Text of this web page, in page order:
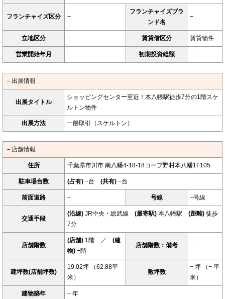
フランチャイズ区分 −
フランチャイズブラ
ンド名
−
立地区分 − 賃貸借区分 賃貸物件
営業開始年月 − 初期投資総額 −
－出展情報
出展タイトル
ショッピングセンター至近！本八幡駅徒歩7分の1階スケ
ルトン物件
出展方法 一般取引（スケルトン）
－店舗情報
住所 千葉県市川市 南八幡4-18-18コープ野村本八幡1F105
駐車場台数 (占有) −台 (共有) −台
前面道路 − 号線 −号線
交通手段
(沿線) JR中央・総武線 (最寄駅) 本八幡駅 (距離) 徒歩
7分
店舗階数
(店舗) 1階 ／ (建
物) −階
店舗階数：備考 −
建坪数(店舗坪数)
19.02坪 （62.88平
米）
敷坪数
− 坪 （− 平
米）
建物築年 − 年